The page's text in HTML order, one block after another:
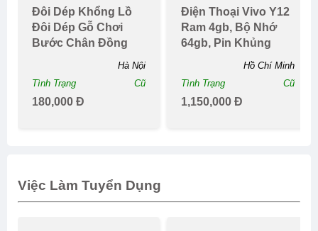
Đôi Dép Khổng Lồ
Đôi Dép Gỗ Chơi
Bước Chân Đồng
Hà Nội
Tình Trạng
Cũ
180,000 Đ
Điện Thoại Vivo Y12
Ram 4gb, Bộ Nhớ
64gb, Pin Khủng
Hồ Chí Minh
Tình Trạng
Cũ
1,150,000 Đ
Việc Làm Tuyển Dụng